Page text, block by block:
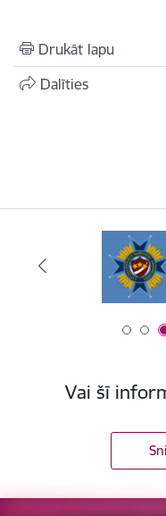
Drukāt lapu
Dalīties
Vai šī